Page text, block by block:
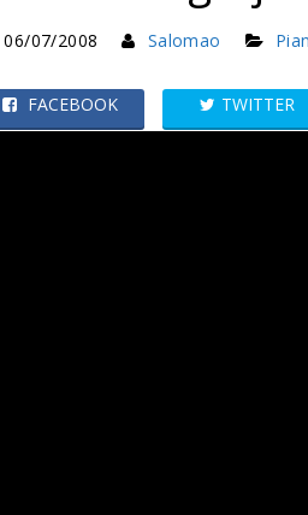
06/07/2008 Salomao
FACEBOOK TWITTER